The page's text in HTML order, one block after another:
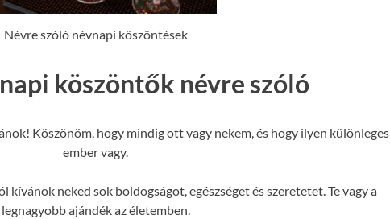
Névre szóló névnapi köszöntések
köszöntők névre szóló
Köszönöm, hogy mindig ott vagy nekem, és hogy ilyen különleges
ember vagy.
kívánok neked sok boldogságot, egészséget és szeretetet. Te vagy a
legnagyobb ajándék az életemben.